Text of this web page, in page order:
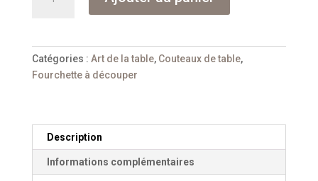
victorinox
Catégories : Art de la table, Couteaux de table,
Fourchette à découper
Description
Informations complémentaires